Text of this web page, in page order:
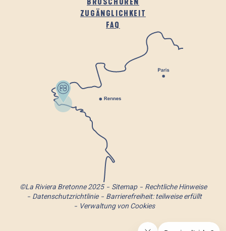
BROSCHÜREN
ZUGÄNGLICHKEIT
FAQ
©La Riviera Bretonne 2025 Sitemap
Rechtliche Hinweise
Datenschutzrichtlinie
Barrierefreiheit: teilweise erfüllt
Verwaltung von Cookies